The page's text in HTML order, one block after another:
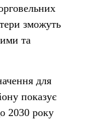
зможуть
та
для
показує
2030 року